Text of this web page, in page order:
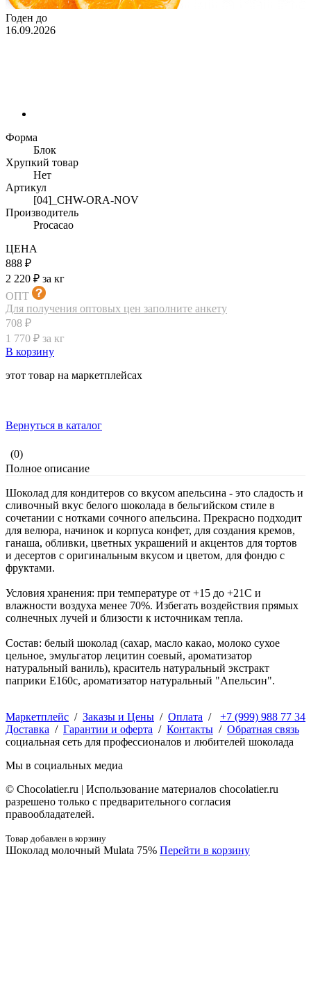
Годен до
16.09.2026
Форма
Блок
Хрупкий товар
Нет
Артикул
[04]_CHW-ORA-NOV
Производитель
Procacao
ЦЕНА
888 ₽
2 220 ₽ за кг
ОПТ
Для получения оптовых цен заполните анкету
708 ₽
1 770 ₽ за кг
В корзину
этот товар на маркетплейсах
Вернуться в каталог
(0)
Полное описание
Шоколад для кондитеров со вкусом апельсина - это сладость и
сливочный вкус белого шоколада в бельгийском стиле в
сочетании с нотками сочного апельсина. Прекрасно подходит
для велюра, начинок и корпуса конфет, для создания кремов,
ганаша, обливки, цветных украшений и акцентов для тортов
и десертов с оригинальным вкусом и цветом, для фондю с
фруктами.
Условия хранения: при температуре от +15 до +21С и
влажности воздуха менее 70%. Избегать воздействия прямых
солнечных лучей и близости к источникам тепла.
Состав: белый шоколад (сахар, масло какао, молоко сухое
цельное, эмульгатор лецитин соевый, ароматизатор
натуральный ваниль), краситель натуральный экстракт
паприки Е160с, ароматизатор натуральный "Апельсин".
+7 (999) 988 77 34
Маркетплейс / Заказы и Цены / Оплата /
Доставка / Гарантии и оферта / Контакты / Обратная связь
социальная сеть для профессионалов и любителей шоколада
Мы в социальных медиа
© Сhocolatier.ru | Использование материалов chocolatier.ru
разрешено только с предварительного согласия
правообладателей.
Товар добавлен в корзину
Шоколад молочный Mulata 75% Перейти в корзину